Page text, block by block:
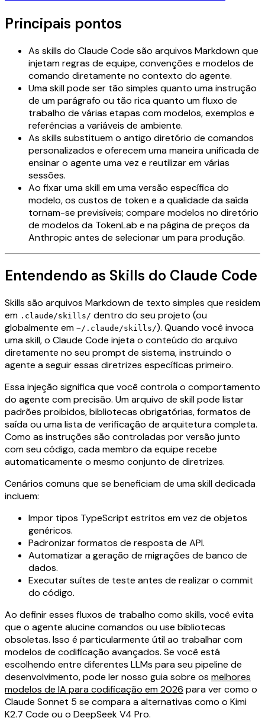
Principais pontos
As skills do Claude Code são arquivos Markdown que
injetam regras de equipe, convenções e modelos de
comando diretamente no contexto do agente.
Uma skill pode ser tão simples quanto uma instrução
de um parágrafo ou tão rica quanto um fluxo de
trabalho de várias etapas com modelos, exemplos e
referências a variáveis de ambiente.
As skills substituem o antigo diretório de comandos
personalizados e oferecem uma maneira unificada de
ensinar o agente uma vez e reutilizar em várias
sessões.
Ao fixar uma skill em uma versão específica do
modelo, os custos de token e a qualidade da saída
tornam-se previsíveis; compare modelos no diretório
de modelos da TokenLab e na página de preços da
Anthropic antes de selecionar um para produção.
Entendendo as Skills do Claude Code
Skills são arquivos Markdown de texto simples que residem
em .claude/skills/ dentro do seu projeto (ou
globalmente em ~/.claude/skills/). Quando você invoca
uma skill, o Claude Code injeta o conteúdo do arquivo
diretamente no seu prompt de sistema, instruindo o
agente a seguir essas diretrizes específicas primeiro.
Essa injeção significa que você controla o comportamento
do agente com precisão. Um arquivo de skill pode listar
padrões proibidos, bibliotecas obrigatórias, formatos de
saída ou uma lista de verificação de arquitetura completa.
Como as instruções são controladas por versão junto
com seu código, cada membro da equipe recebe
automaticamente o mesmo conjunto de diretrizes.
Cenários comuns que se beneficiam de uma skill dedicada
incluem:
Impor tipos TypeScript estritos em vez de objetos
genéricos.
Padronizar formatos de resposta de API.
Automatizar a geração de migrações de banco de
dados.
Executar suítes de teste antes de realizar o commit
do código.
Ao definir esses fluxos de trabalho como skills, você evita
que o agente alucine comandos ou use bibliotecas
obsoletas. Isso é particularmente útil ao trabalhar com
modelos de codificação avançados. Se você está
escolhendo entre diferentes LLMs para seu pipeline de
desenvolvimento, pode ler nosso guia sobre os melhores
modelos de IA para codificação em 2026 para ver como o
Claude Sonnet 5 se compara a alternativas como o Kimi
K2.7 Code ou o DeepSeek V4 Pro.